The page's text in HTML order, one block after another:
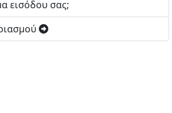
εισόδου σας;